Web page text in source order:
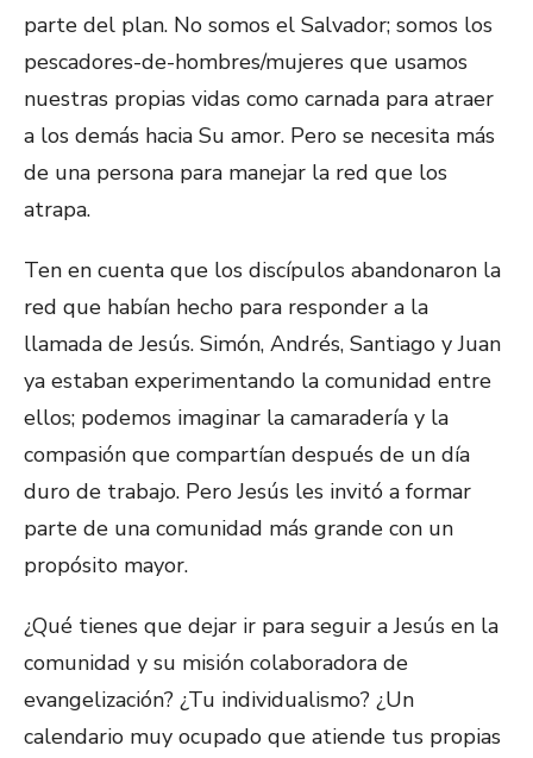
parte del plan. No somos el Salvador; somos los
pescadores-de-hombres/mujeres que usamos
nuestras propias vidas como carnada para atraer
a los demás hacia Su amor. Pero se necesita más
de una persona para manejar la red que los
atrapa.
Ten en cuenta que los discípulos abandonaron la
red que habían hecho para responder a la
llamada de Jesús. Simón, Andrés, Santiago y Juan
ya estaban experimentando la comunidad entre
ellos; podemos imaginar la camaradería y la
compasión que compartían después de un día
duro de trabajo. Pero Jesús les invitó a formar
parte de una comunidad más grande con un
propósito mayor.
¿Qué tienes que dejar ir para seguir a Jesús en la
comunidad y su misión colaboradora de
evangelización? ¿Tu individualismo? ¿Un
calendario muy ocupado que atiende tus propias